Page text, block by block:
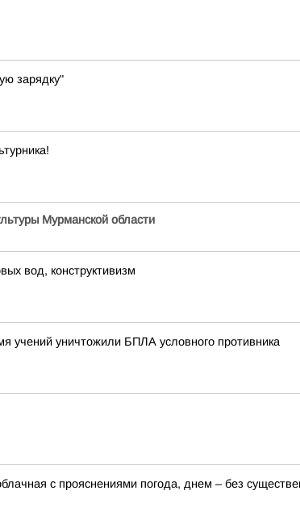
зарядку"
Мурманской области
вод, конструктивизм
учений уничтожили БПЛА условного противника
с прояснениями погода, днем – без